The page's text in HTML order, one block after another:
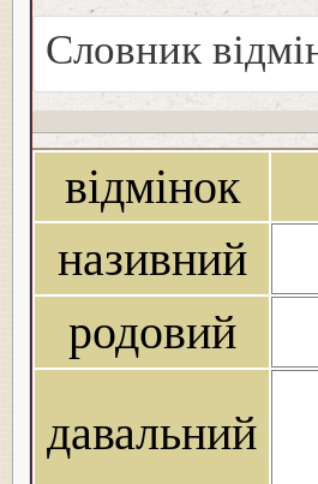
Словник
відмінок
називний
родовий
давальний